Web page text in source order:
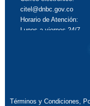
citel@dnbc.gov.co
Horario de Atención:
Lunes a viernes 24/7
Términos y Condiciones,